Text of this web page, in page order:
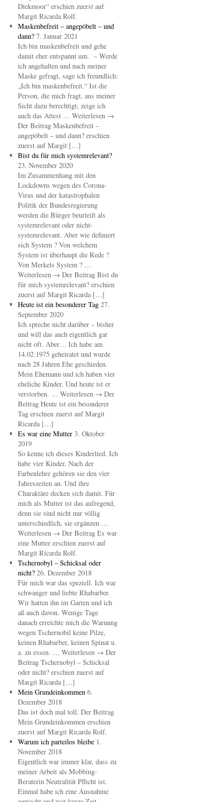
Diekmoor“ erschien zuerst auf
Margit Ricarda Rolf.
Maskenbefreit – angepöbelt – und
dann? 7. Januar 2021
Ich bin maskenbefreit und gehe
damit eher entspannt um. – Werde
ich angehalten und nach meiner
Maske gefragt, sage ich freundlich:
„Ich bin maskenbefreit.“ Ist die
Person, die mich fragt, aus meiner
Sicht dazu berechtigt, zeige ich
auch das Attest … Weiterlesen →
Der Beitrag Maskenbefreit –
angepöbelt – und dann? erschien
zuerst auf Margit […]
Bist du für mich systemrelevant?
23. November 2020
Im Zusammenhang mit den
Lockdowns wegen des Corona-
Virus und der katastrophalen
Politik der Bundesregierung
werden die Bürger beurteilt als
systemrelevant oder nicht-
systemrelevant. Aber wie definiert
sich System ? Von welchem
System ist überhaupt die Rede ?
Von Merkels System ? …
Weiterlesen → Der Beitrag Bist du
für mich systemrelevant? erschien
zuerst auf Margit Ricarda […]
Heute ist ein besonderer Tag 27.
September 2020
Ich spreche nicht darüber – bisher
und will das auch eigentlich gar
nicht oft. Aber… Ich habe am
14.02.1975 geheiratet und wurde
nach 28 Jahren Ehe geschieden.
Mein Ehemann und ich haben vier
eheliche Kinder. Und heute ist er
verstorben. … Weiterlesen → Der
Beitrag Heute ist ein besonderer
Tag erschien zuerst auf Margit
Ricarda […]
Es war eine Mutter 3. Oktober
2019
So kenne ich dieses Kinderlied. Ich
habe vier Kinder. Nach der
Farbenlehre gehören sie den vier
Jahreszeiten an. Und ihre
Charaktäre decken sich damit. Für
mich als Mutter ist das aufregend,
denn sie sind nicht nur völlig
unterschiedlich, sie ergänzen …
Weiterlesen → Der Beitrag Es war
eine Mutter erschien zuerst auf
Margit Ricarda Rolf.
Tschernobyl – Schicksal oder
nicht? 26. Dezember 2018
Für mich war das speziell. Ich war
schwanger und liebte Rhabarber.
Wir hatten ihn im Garten und ich
aß auch davon. Wenige Tage
danach erreichte mich die Warnung
wegen Tschernobil keine Pilze,
keinen Rhabarber, keinen Spinat u.
a. zu essen. … Weiterlesen → Der
Beitrag Tschernobyl – Schicksal
oder nicht? erschien zuerst auf
Margit Ricarda […]
Mein Grundeinkommen 6.
Dezember 2018
Das ist doch mal toll. Der Beitrag
Mein Grundeinkommen erschien
zuerst auf Margit Ricarda Rolf.
Warum ich parteilos bleibe 1.
November 2018
Eigentlich war immer klar, dass zu
meiner Arbeit als Mobbing-
Beraterin Neutralität Pflicht ist.
Einmal habe ich eine Ausnahme